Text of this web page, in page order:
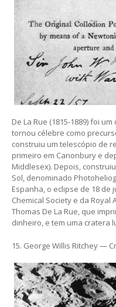
De La Rue (1815-1889) foi
tornou célebre como
construiu um telescópio de
primeiro em Canonbury e
Middlesex). Depois,
Sol, denominado
Espanha, o eclipse de 18 de
Chemical Society e da Royal
Thomas De La Rue, que
dinheiro, e tem uma cratera
15. George Willis Ritchey —